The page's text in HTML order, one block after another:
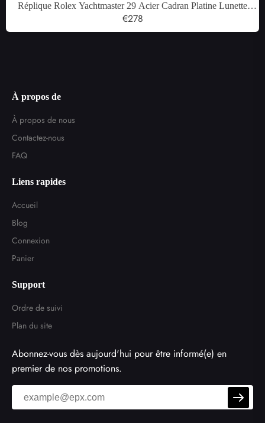
Réplique Rolex Yachtmaster 29 Acier Cadran Platine Lunette
Dames Montre 169622
€278
À propos de
À propos de nous
Contactez-nous
FAQ
Liens rapides
Accueil
Blog
Connexion
Panier
Support
Ordre de suivi
Plan du site
Abonnez-vous dès aujourd'hui pour être informé(e) en
premier de nos promotions.